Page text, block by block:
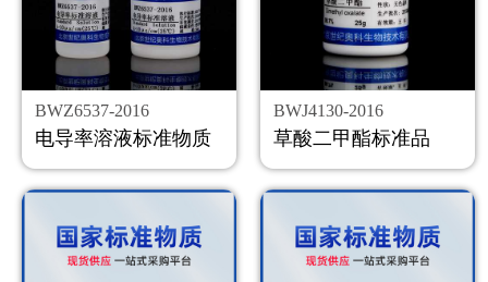
BWZ6537-2016
电导率溶液标准物质
BWJ4130-2016
草酸二甲酯标准品
购物车
会员中心
联系我们
返回主页